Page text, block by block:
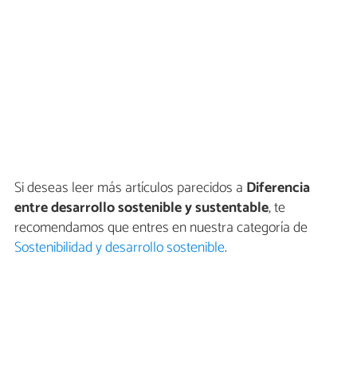
Si deseas leer más artículos parecidos a Diferencia
entre desarrollo sostenible y sustentable, te
recomendamos que entres en nuestra categoría de
Sostenibilidad y desarrollo sostenible.